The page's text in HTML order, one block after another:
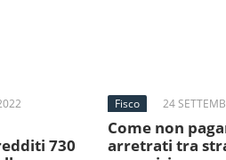
730
Fisco 24
Come non
arretrati tra